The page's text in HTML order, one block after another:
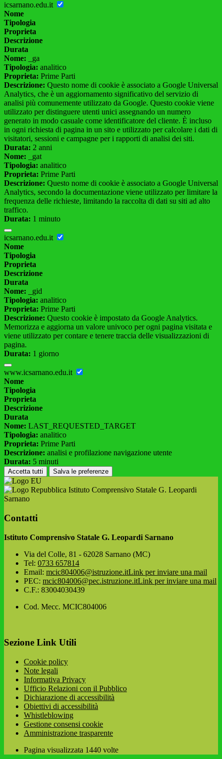
icsarnano.edu.it
Nome
Tipologia
Proprieta
Descrizione
Durata
Nome: _ga
Tipologia: analitico
Proprieta: Prime Parti
Descrizione: Questo nome di cookie è associato a Google Universal
Analytics, che è un aggiornamento significativo del servizio di
analisi più comunemente utilizzato da Google. Questo cookie viene
utilizzato per distinguere utenti unici assegnando un numero
generato in modo casuale come identificatore del cliente. È incluso
in ogni richiesta di pagina in un sito e utilizzato per calcolare i dati di
visitatori, sessioni e campagne per i rapporti di analisi dei siti.
Durata: 2 anni
Nome: _gat
Tipologia: analitico
Proprieta: Prime Parti
Descrizione: Questo nome di cookie è associato a Google Universal
Analytics, secondo la documentazione viene utilizzato per limitare la
frequenza delle richieste, limitando la raccolta di dati su siti ad alto
traffico.
Durata: 1 minuto
icsarnano.edu.it
Nome
Tipologia
Proprieta
Descrizione
Durata
Nome: _gid
Tipologia: analitico
Proprieta: Prime Parti
Descrizione: Questo cookie è impostato da Google Analytics.
Memorizza e aggiorna un valore univoco per ogni pagina visitata e
viene utilizzato per contare e tenere traccia delle visualizzazioni di
pagina.
Durata: 1 giorno
www.icsarnano.edu.it
Nome
Tipologia
Proprieta
Descrizione
Durata
Nome: LAST_REQUESTED_TARGET
Tipologia: analitico
Proprieta: Prime Parti
Descrizione: analisi e profilazione navigazione utente
Durata: 5 minuti
Accetta tutti Salva le preferenze
Istituto Comprensivo Statale G. Leopardi
Sarnano
Contatti
Istituto Comprensivo Statale G. Leopardi Sarnano
Via del Colle, 81 - 62028 Sarnano (MC)
Tel: 0733 657814
Email: mcic804006@istruzione.itLink per inviare una mail
PEC: mcic804006@pec.istruzione.itLink per inviare una mail
C.F.: 83004030439
Cod. Mecc. MCIC804006
Sezione Link Utili
Cookie policy
Note legali
Informativa Privacy
Ufficio Relazioni con il Pubblico
Dichiarazione di accessibilità
Obiettivi di accessibilità
Whistleblowing
Gestione consensi cookie
Amministrazione trasparente
Pagina visualizzata 1440 volte